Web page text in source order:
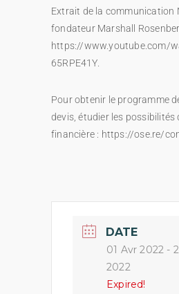
Extrait de la communication
fondateur Marshall
https://www.youtube.com/
65RPE41Y.
Pour obtenir le programme
devis, étudier les possibilités
financière : https://ose.re/
DATE
01 Avr 2022 -
2022
Expired!